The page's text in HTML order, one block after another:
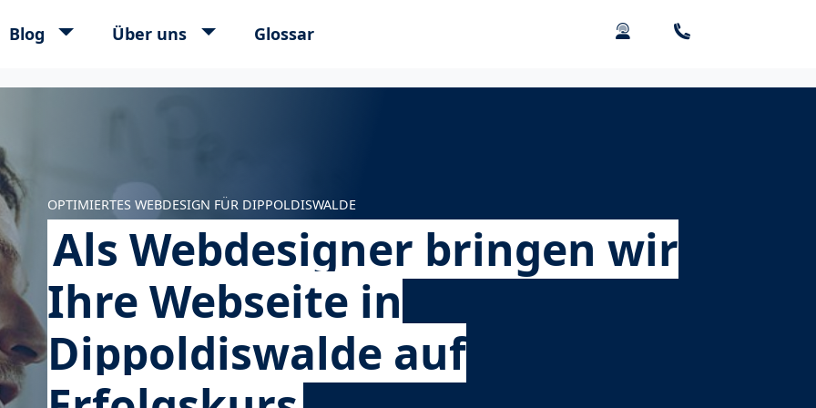
Blog Über uns Glossar
OPTIMIERTES WEBDESIGN FÜR DIPPOLDISWALDE
Als Webdesigner bringen wir
Ihre Webseite in
Dippoldiswalde auf